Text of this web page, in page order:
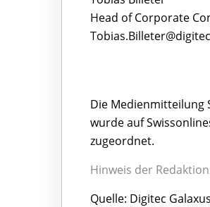
Head of Corporate
Die Medienmitteilung
wurde auf
zugeordnet.
Hinweis der
Quelle: Digitec